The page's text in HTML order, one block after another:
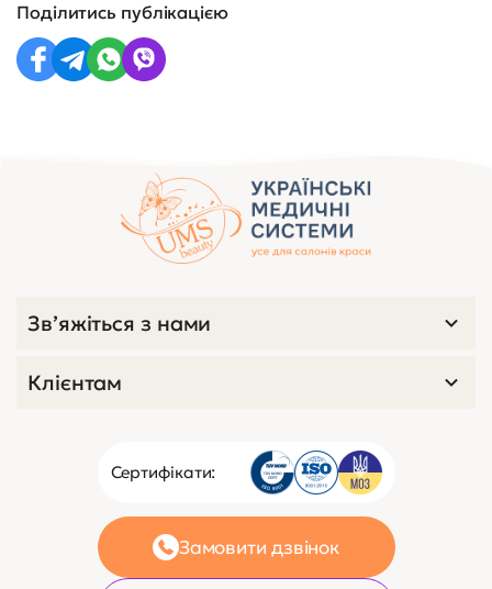
Поділитись публікацією
Сертифікати:
Замовити дзвінок
Зв’яжіться з нами
Клієнтам